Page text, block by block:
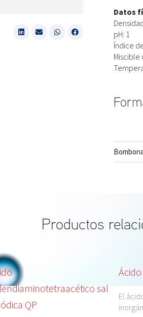
Datos
pH: 1
Índice
Miscible
Bombona
Productos
sal
QP
El